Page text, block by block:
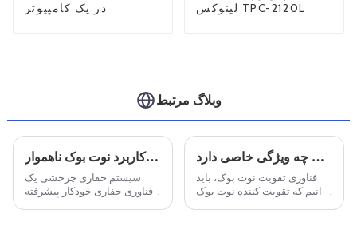
در یک کامپیوتر
لینوکس TPC-2120L
وبلاگ مرتبط
کاربرد نوت بوک ناهموار C156 در حفاری های روغنی هدایت شونده
سیستم حفاری چرخشی یک
فناوری حفاری خودکار پیشرفته
لپ تاپ با سه تقویت کننده دفاعی چه ویژگی خاصی دارد
فناوری تقویت نوت بوک، باید
بدانیم که تقویت کننده نوت بوک